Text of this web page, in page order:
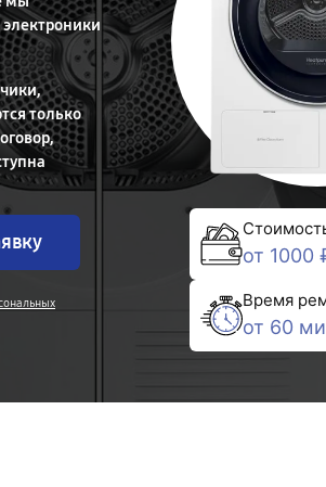
только
от 1000
Время
от 60